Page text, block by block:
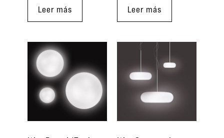
Leer más Leer más